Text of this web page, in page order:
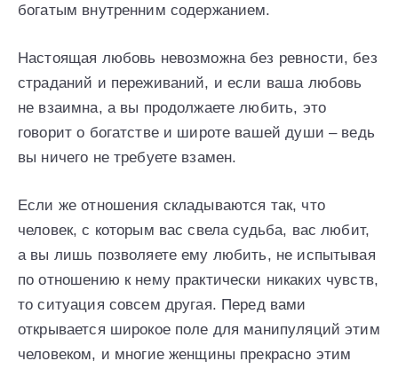
богатым внутренним содержанием.
Настоящая любовь невозможна без ревности, без
страданий и переживаний, и если ваша любовь
не взаимна, а вы продолжаете любить, это
говорит о богатстве и широте вашей души – ведь
вы ничего не требуете взамен.
Если же отношения складываются так, что
человек, с которым вас свела судьба, вас любит,
а вы лишь позволяете ему любить, не испытывая
по отношению к нему практически никаких чувств,
то ситуация совсем другая. Перед вами
открывается широкое поле для манипуляций этим
человеком, и многие женщины прекрасно этим